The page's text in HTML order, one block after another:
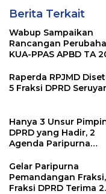
Berita Terkait
Wabup Sampaikan
Rancangan
KUA-PPAS APBD TA
Raperda RPJMD
5 Fraksi DPRD
Hanya 3 Unsur
DPRD yang Hadir, 2
Agenda Paripurna
Gelar Paripurna
Pemandangan
Fraksi DPRD Terima 2